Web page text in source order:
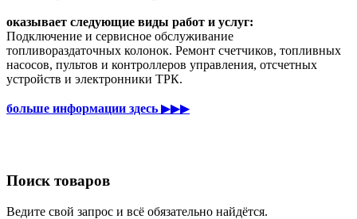
оказывает следующие виды работ и услуг:
Подключение и сервисное обслуживание
топливораздаточных колонок. Ремонт счетчиков, топливных
насосов, пультов и контроллеров управления, отсчетных
устройств и электронники ТРК.
больше информации здесь ▶▶▶
Поиск товаров
Ведите свой запрос и всё обязательно найдётся.